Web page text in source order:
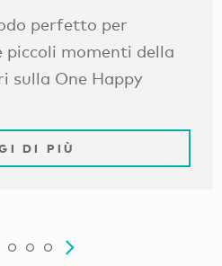
perfetto per
piccoli momenti della
sulla One Happy
DI PIÙ